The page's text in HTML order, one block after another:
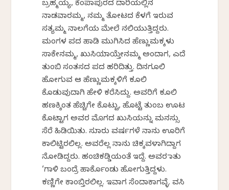
ಬ್ರಹ್ಮಯ್ಯ, ಕೆಂಪಾಪುರದ ದಾರಿಯಲ್ಲಿನ
ನಾಡವಾರಮ್ಮ, ನಮ್ಮ ತೋಟದ ಕೆಳಗೆ ಇರುವ
ಸತ್ಯಮ್ಮ ನಾಲಗೆಯ ಮೇಲೆ ನಲಿಯುತ್ತಿದ್ದರು.
ಮಂಗಳ ಪದ ಹಾಡಿ ಮುಗಿಸಿದ ಹೆಣ್ಣುಮಕ್ಕಳು
ಸಾಕೇನಮ್ಮ, ಖುಸಿಯಾಯ್ತೇನಮ್ಮ ಅಂದಾಗ, ಎದೆ
ತುಂಬಿ ಸಂತಸದ ಪದ ಹರಿದಿತ್ತು. ದಿನಗೂಲಿ
ಹೋಗುವ ಆ ಹೆಣ್ಣುಮಕ್ಕಳಿಗೆ ಕೂಲಿ
ಕೊಡುವುದಾಗಿ ಹೇಳಿ ಕರೆಸಿದ್ದು. ಅವರಿಗೆ ಕೂಲಿ
ಹಣಕ್ಕಿಂತ ಹೆಚ್ಚಿಗೇ ಕೊಟ್ಟು, ಹೊಟ್ಟೆ ತುಂಬ ಊಟ
ಕೊಟ್ಟಾಗ ಅವರ ಮೊಗದ ಖುಸಿಯನ್ನು ಮನಸ್ಸು
ಸೆರೆ ಹಿಡಿಯಿತು. ಸುಮಾರು ವರ್ಷಗಳೆ ನಾನು ಊರಿಗೆ
ಕಾಲಿಟ್ಟಿರಲಿಲ್ಲ. ಅವರೆಲ್ಲ ನಾನು ಚಿಕ್ಕವಳಾಗಿದ್ದಾಗ
ನೋಡಿದ್ದರು. ಹಂಚಿಕಡ್ಡಿಯಂತೆ ಇದ್ದೆ. ಅವರ ಮಾತು
‘ಗಾಳಿ ಬಂದ್ರೆ ಹಾರ್ಕೊಂಡು ಹೋಗುತ್ತಿದ್ದಳು.
ಕಣ್ಣಿಗೇ ಕಾಂಬ್ತಿರಲಿಲ್ಲ. ಇವಾಗ ಸೆಂದಾಕಾಗವ್ಳೆ. ವಸಿ